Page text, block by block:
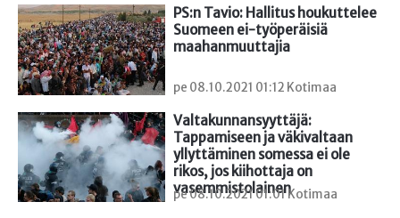
PS:n Tavio: Hallitus houkuttelee
Suomeen ei-työperäisiä
maahanmuuttajia
pe 08.10.2021 01:12 Kotimaa
Valtakunnansyyttäjä:
Tappamiseen ja väkivaltaan
yllyttäminen somessa ei ole
rikos, jos kiihottaja on
vasemmistolainen
pe 08.10.2021 01:01 Kotimaa